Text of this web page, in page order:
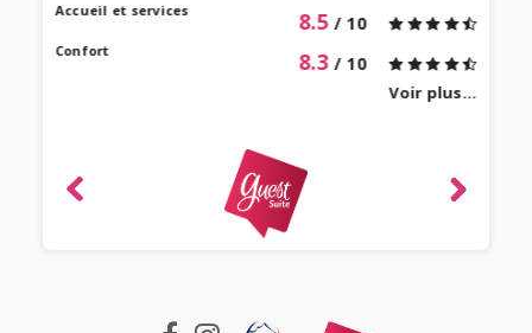
Accueil et services 8.5 / 10
Confort 8.3 / 10
Voir plus...